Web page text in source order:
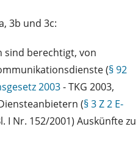
3b und 3c:
sind berechtigt, von
(§ 92
2003- TKG 2003,
(§ 3 Z 2 E-
I Nr. 152/2001) Auskünfte zu